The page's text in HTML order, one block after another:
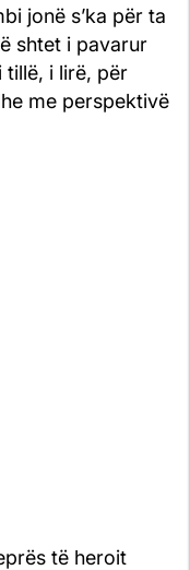
jonë s’ka për ta
shtet i pavarur
tillë, i lirë, për
me perspektivë
të heroit